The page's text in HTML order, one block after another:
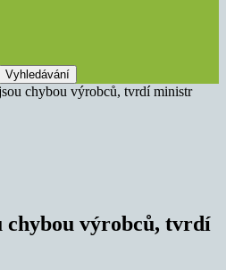
chybou výrobců, tvrdí ministr
chybou výrobců, tvrdí